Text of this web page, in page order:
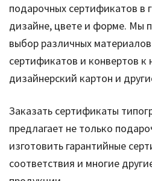
подарочных сертификатов в
дизайне, цвете и форме. Мы
выбор различных
сертификатов и конвертов к
дизайнерский картон и
Заказать сертификаты
предлагает не только
изготовить гарантийные
соответствия и многие